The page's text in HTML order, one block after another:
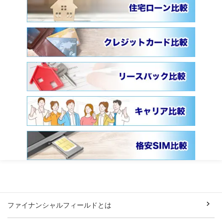
ファイナンシャルフィールドとは